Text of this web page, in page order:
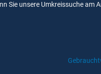
Sie unsere Umkreissuche am